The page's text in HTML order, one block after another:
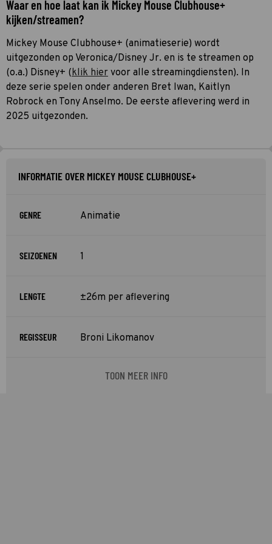
Waar en hoe laat kan ik Mickey Mouse Clubhouse+
kijken/streamen?
Mickey Mouse Clubhouse+ (animatieserie) wordt
uitgezonden op Veronica/Disney Jr. en is te streamen op
(o.a.) Disney+ (klik hier voor alle streamingdiensten). In
deze serie spelen onder anderen Bret Iwan, Kaitlyn
Robrock en Tony Anselmo. De eerste aflevering werd in
2025 uitgezonden.
INFORMATIE OVER MICKEY MOUSE CLUBHOUSE+
GENRE Animatie
SEIZOENEN 1
LENGTE ±26m per aflevering
REGISSEUR Broni Likomanov
TOON MEER INFO